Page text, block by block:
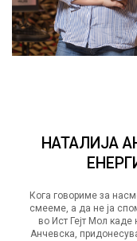
НАТАЛИЈА
Кога говориме за
смееме, а да не ја
во Ист Гејт Мол каде
Анчевска,